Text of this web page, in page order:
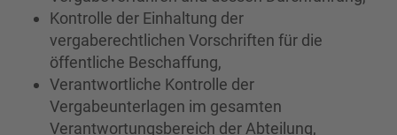
Kontrolle der Einhaltung der
vergaberechtlichen Vorschriften für die
öffentliche Beschaffung,
Verantwortliche Kontrolle der
Vergabeunterlagen im gesamten
Verantwortungsbereich der Abteilung,